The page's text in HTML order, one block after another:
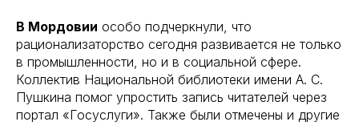
В Мордовии особо подчеркнули, что
рационализаторство сегодня развивается не только
в промышленности, но и в социальной сфере.
Коллектив Национальной библиотеки имени А. С.
Пушкина помог упростить запись читателей через
портал «Госуслуги». Также были отмечены и другие